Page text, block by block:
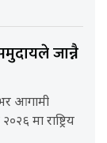
जान्नै
आगामी
मा राष्ट्रिय